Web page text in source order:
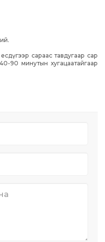
сараас тавдугаар сар
90 минутын хугацаатайгаар